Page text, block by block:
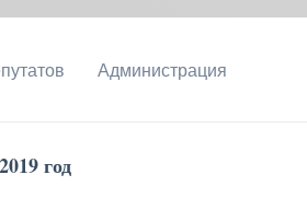
Администрация
год